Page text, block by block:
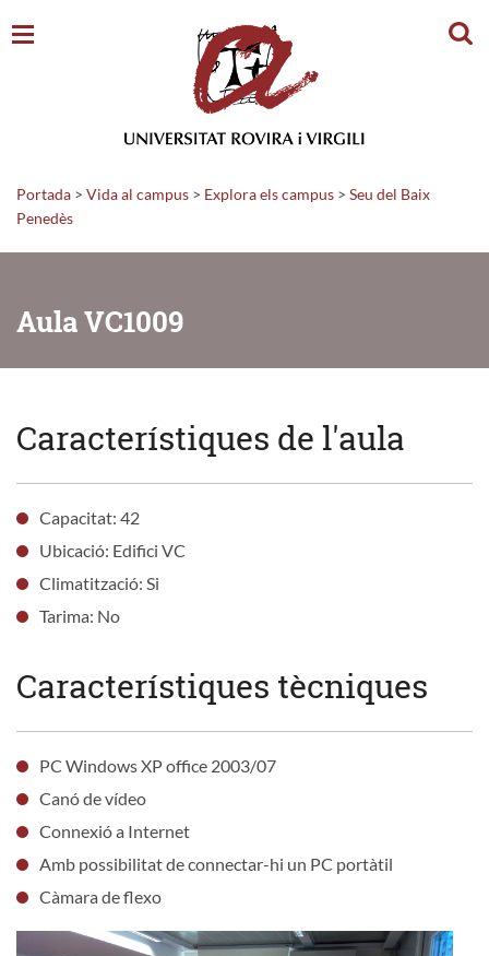
Portada > Vida al campus > Explora els campus > Seu del Baix
Penedès
Aula VC1009
Característiques de l'aula
Capacitat: 42
Ubicació: Edifici VC
Climatització: Si
Tarima: No
Característiques tècniques
PC Windows XP office 2003/07
Canó de vídeo
Connexió a Internet
Amb possibilitat de connectar-hi un PC portàtil
Càmara de flexo